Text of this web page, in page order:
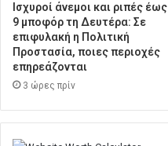
Ισχυροί άνεμοι και ριπές έως
9 μποφόρ τη Δευτέρα: Σε
επιφυλακή η Πολιτική
Προστασία, ποιες περιοχές
επηρεάζονται
3 ώρες πρίν